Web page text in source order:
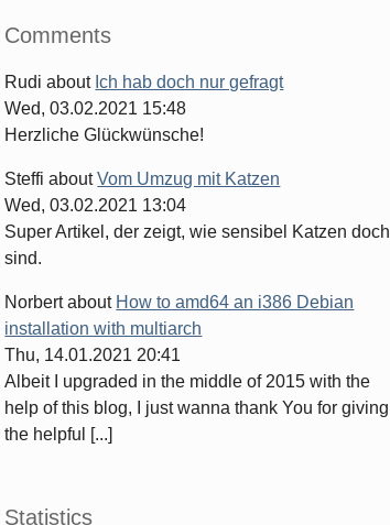
Comments
Rudi about Ich hab doch nur gefragt
Wed, 03.02.2021 15:48
Herzliche Glückwünsche!
Steffi aboutVom Umzug mit Katzen
Wed, 03.02.2021 13:04
Super Artikel, der zeigt, wie sensibel Katzen doch
sind.
Norbertabout How to amd64 an i386 Debian
installation with multiarch
Thu, 14.01.2021 20:41
Albeit I upgraded in the middle of 2015 with the
help of this blog, I just wanna thank You for giving
the helpful [...]
Statistics